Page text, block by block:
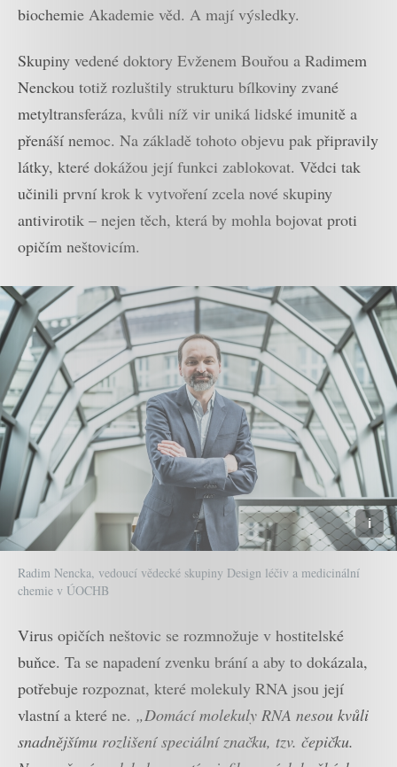
biochemie Akademie věd. A mají výsledky.
Skupiny vedené doktory Evženem Bouřou a Radimem
Nenckou totiž rozluštily strukturu bílkoviny zvané
metyltransferáza, kvůli níž vir uniká lidské imunitě a
přenáší nemoc. Na základě tohoto objevu pak připravily
látky, které dokážou její funkci zablokovat. Vědci tak
učinili první krok k vytvoření zcela nové skupiny
antivirotik – nejen těch, která by mohla bojovat proti
opičím neštovicím.
Radim Nencka, vedoucí vědecké skupiny Design léčiv a medicinální
chemie v ÚOCHB
Virus opičích neštovic se rozmnožuje v hostitelské
buňce. Ta se napadení zvenku brání a aby to dokázala,
potřebuje rozpoznat, které molekuly RNA jsou její
vlastní a které ne. „Domácí molekuly RNA nesou kvůli
snadnějšímu rozlišení speciální značku, tzv. čepičku.